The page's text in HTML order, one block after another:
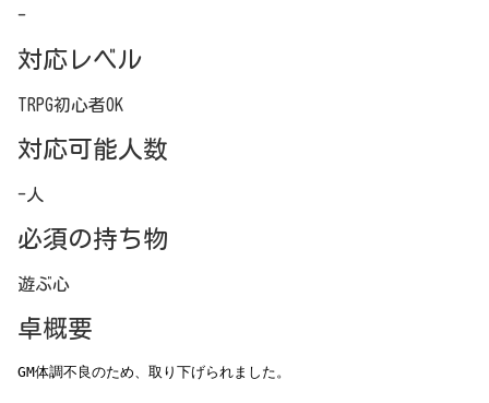
-
対応レベル
TRPG初心者OK
対応可能人数
-人
必須の持ち物
遊ぶ心
卓概要
GM体調不良のため、取り下げられました。